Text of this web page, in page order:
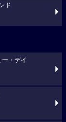
ド
・デイ